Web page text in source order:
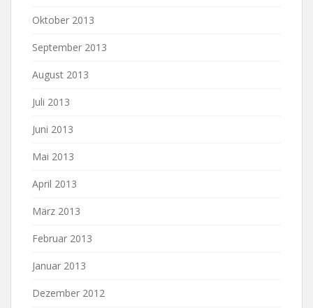
Oktober 2013
September 2013
August 2013
Juli 2013
Juni 2013
Mai 2013
April 2013
März 2013
Februar 2013
Januar 2013
Dezember 2012